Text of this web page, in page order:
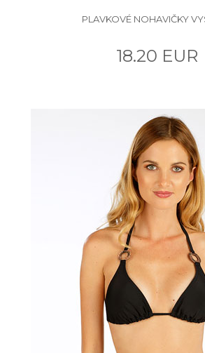
PLAVKOVÉ NOHAVIČKY
18.20 EUR